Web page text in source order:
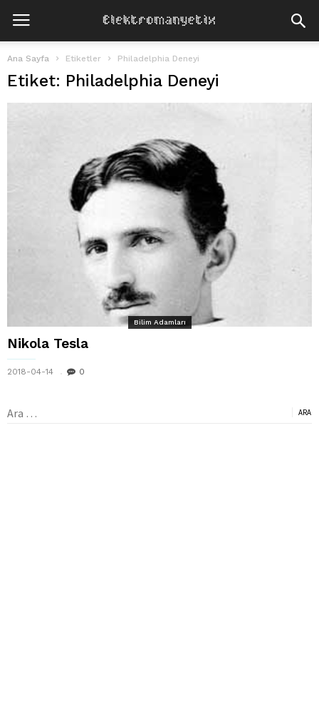
Ana Sayfa Etiketler Philadelphia Deneyi
Etiket: Philadelphia Deneyi
Bilim Adamları
Nikola Tesla
2018-04-14 0
Arama: